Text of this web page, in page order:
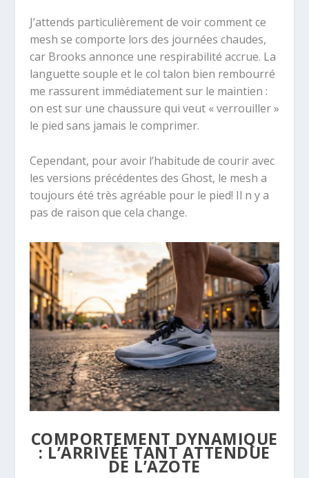
J’attends particulièrement de voir comment ce
mesh se comporte lors des journées chaudes,
car Brooks annonce une respirabilité accrue. La
languette souple et le col talon bien rembourré
me rassurent immédiatement sur le maintien :
on est sur une chaussure qui veut « verrouiller »
le pied sans jamais le comprimer.
Cependant, pour avoir l’habitude de courir avec
les versions précédentes des Ghost, le mesh a
toujours été très agréable pour le pied! Il n y a
pas de raison que cela change.
COMPORTEMENT DYNAMIQUE
: L’ARRIVÉE TANT ATTENDUE
DE L’AZOTE